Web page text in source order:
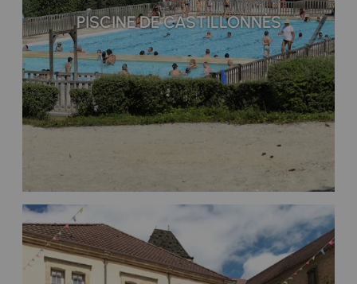
PISCINE DE CASTILLONNÈS